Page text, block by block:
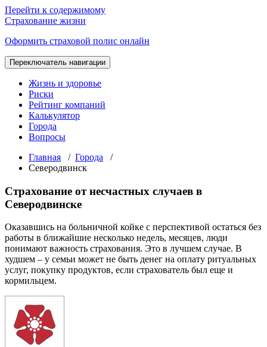
Перейти к содержимому
Страхование жизни
Оформить страховой полис онлайн
Переключатель навигации
Жизнь и здоровье
Риски
Рейтинг компаний
Калькулятор
Города
Вопросы
Главная / Города /
Северодвинск
Страхование от несчастных случаев в
Северодвинске
Оказавшись на больничной койке с перспективой остаться без
работы в ближайшие несколько недель, месяцев, люди
понимают важность страхования. Это в лучшем случае. В
худшем – у семьи может не быть денег на оплату ритуальных
услуг, покупку продуктов, если страхователь был еще и
кормильцем.